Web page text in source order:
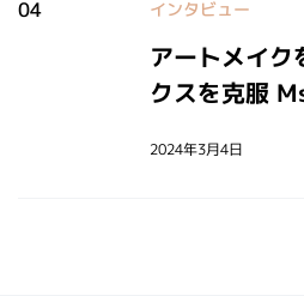
04 インタビュー
アートメイク
クスを克服
2024年3月4日